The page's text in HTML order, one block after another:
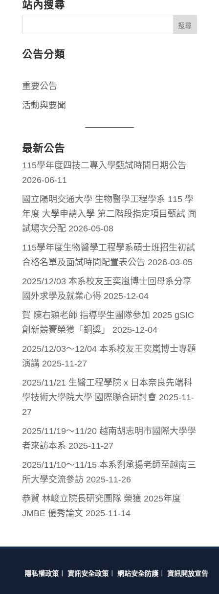
站內搜尋
公告分類
重要公告
活動與要聞
最新公告
115學年度四技二專入學甄試時間日期公告
2026-06-11
國立陽明交通大學 生物醫學工程學系 115 學
年度 大學申請入學 第二階段指定項目甄試 面
試場次分配 2026-05-08
115學年度生物醫學工程學系碩士班招生初試
合格名單及面試時間配置表公告 2026-03-05
2025/12/03 本系校友王奕嵐博士回母系分享
國外求學及就業心得 2025-12-04
賀 陳右穎老師 指導學生團隊參加 2025 gSIC
創新競賽榮獲「銅獎」
2025-12-04
2025/12/03～12/04 本系校友王奕嵐博士專題
演講 2025-11-27
2025/11/21 生醫工程學院 x 日本奈良先端科
學技術大學院大學 國際聯合研討會 2025-11-
27
2025/11/19～11/20 越南胡志明市國際大學學
者來訪本系 2025-11-27
2025/11/10～11/15 本系劉承揚老師至越南三
所大學交流參訪 2025-11-26
恭賀 林峻立院長研究團隊 榮獲 2025年度
JMBE 優秀論文 2025-11-14
隱私權政策︱ 資訊安全政策︱ 網站安全防護︱ 資訊開放宣告